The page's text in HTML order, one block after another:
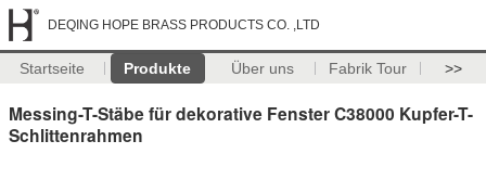
DEQING HOPE BRASS PRODUCTS CO. ,LTD
Startseite Produkte Über uns Fabrik Tour >>
Messing-T-Stäbe für dekorative Fenster C38000 Kupfer-T-
Schlittenrahmen